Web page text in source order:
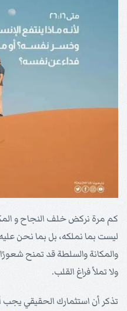
كم مرة نركض خلف النجاح و
ليست بما نملكه، بل بما نحن
والمكانة والسلطة قد تمنح
ولا تملأ فراغ القلب.
تذكر أن استثمارك الحقيقي